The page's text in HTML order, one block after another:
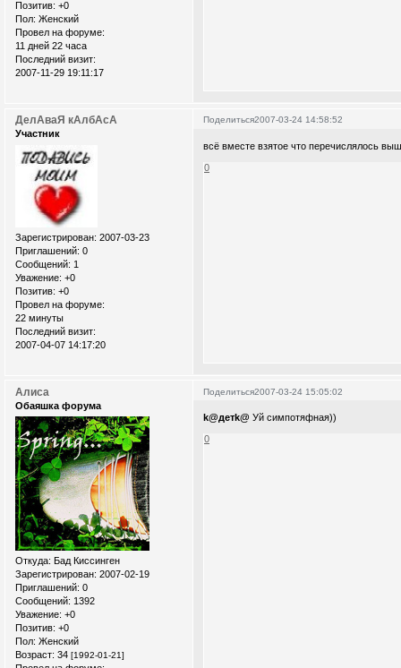
Позитив: +0
Пол: Женский
Провел на форуме:
11 дней 22 часа
Последний визит:
2007-11-29 19:11:17
Поделиться2007-03-24 14:58:52
ДелАваЯ кАлбАсА
Участник
Зарегистрирован: 2007-03-23
Приглашений: 0
Сообщений: 1
Уважение: +0
Позитив: +0
Провел на форуме:
22 минуты
Последний визит:
2007-04-07 14:17:20
всё вместе взятое что перечислялось
0
Поделиться2007-03-24 15:05:02
Алиса
Обаяшка форума
Откуда: Бад Киссинген
Зарегистрирован: 2007-02-19
Приглашений: 0
Сообщений: 1392
Уважение: +0
Позитив: +0
Пол: Женский
Возраст: 34 [1992-01-21]
k@детk@Уй симпотяфная))
0